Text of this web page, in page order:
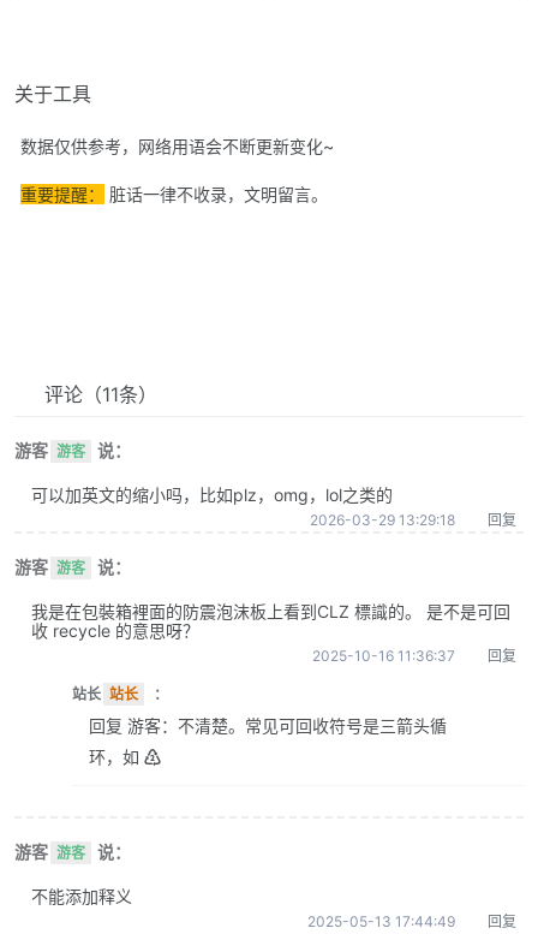
关于工具
数据仅供参考，网络用语会不断更新变化~
重要提醒： 脏话一律不收录，文明留言。
评论 （11条）
游客 游客 说：
可以加英文的缩小吗，比如plz，omg，lol之类的
2026-03-29 13:29:18 回复
游客 游客 说：
我是在包裝箱裡面的防震泡沫板上看到CLZ 標識的。 是不是可回
收 recycle 的意思呀？
2025-10-16 11:36:37 回复
站长 站长 ：
回复 游客：不清楚。常见可回收符号是三箭头循
环，如 ♴
游客 游客 说：
不能添加释义
2025-05-13 17:44:49 回复